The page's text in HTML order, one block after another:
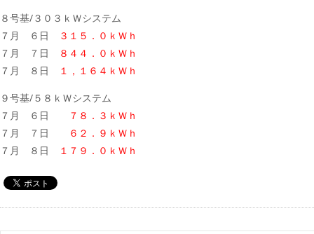
８号基/３０３ｋＷシステム
７月 ６日
３１５．０ｋＷｈ
７月 ７日
８４４．０ｋＷｈ
７月 ８日
１，１６４ｋＷｈ
９号基/５８ｋＷシステム
７月 ６日
７８．３ｋＷｈ
７月 ７日
６２．９ｋＷｈ
７月 ８日
１７９．０ｋＷｈ